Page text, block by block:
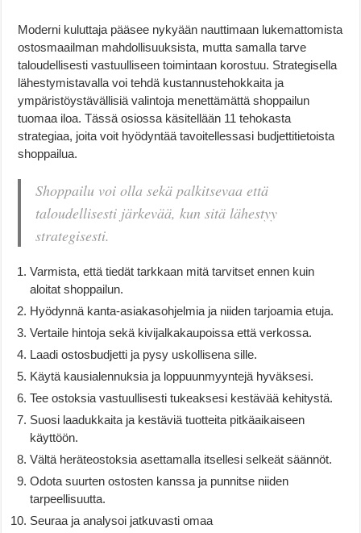
Moderni kuluttaja pääsee nykyään nauttimaan lukemattomista
ostosmaailman mahdollisuuksista, mutta samalla tarve
taloudellisesti vastuulliseen toimintaan korostuu. Strategisella
lähestymistavalla voi tehdä kustannustehokkaita ja
ympäristöystävällisiä valintoja menettämättä shoppailun
tuomaa iloa. Tässä osiossa käsitellään 11 tehokasta
strategiaa, joita voit hyödyntää tavoitellessasi budjettitietoista
shoppailua.
Shoppailu voi olla sekä palkitsevaa että
taloudellisesti järkevää, kun sitä lähestyy
strategisesti.
Varmista, että tiedät tarkkaan mitä tarvitset ennen kuin
aloitat shoppailun.
Hyödynnä kanta-asiakasohjelmia ja niiden tarjoamia etuja.
Vertaile hintoja sekä kivijalkakaupoissa että verkossa.
Laadi ostosbudjetti ja pysy uskollisena sille.
Käytä kausialennuksia ja loppuunmyyntejä hyväksesi.
Tee ostoksia vastuullisesti tukeaksesi kestävää kehitystä.
Suosi laadukkaita ja kestäviä tuotteita pitkäaikaiseen
käyttöön.
Vältä heräteostoksia asettamalla itsellesi selkeät säännöt.
Odota suurten ostosten kanssa ja punnitse niiden
tarpeellisuutta.
Seuraa ja analysoi jatkuvasti omaa